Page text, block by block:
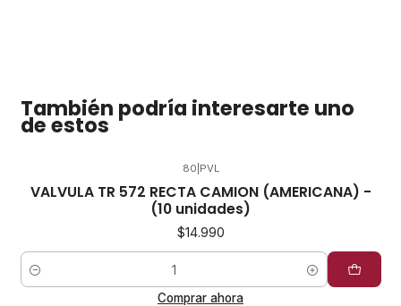
También podría interesarte uno
de estos
80 PVL
VALVULA TR 572 RECTA CAMION (AMERICANA) -
(10 unidades)
$14.990
Cantidad
Comprar ahora